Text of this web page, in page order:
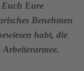
Eure
Benehmen
habt, die